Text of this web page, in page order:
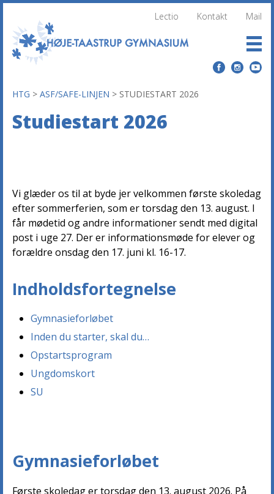
Lectio Kontakt Mail
HTG > ASF/SAFE-LINJEN > STUDIESTART 2026
Studiestart 2026
Vi glæder os til at byde jer velkommen første skoledag
efter sommerferien, som er torsdag den 13. august. I
får mødetid og andre informationer sendt med digital
post i uge 27. Der er informationsmøde for elever og
forældre onsdag den 17. juni kl. 16-17.
Indholdsfortegnelse
Gymnasieforløbet
Inden du starter, skal du…
Opstartsprogram
Ungdomskort
SU
Gymnasieforløbet
Første skoledag er torsdag den 13. august 2026. På